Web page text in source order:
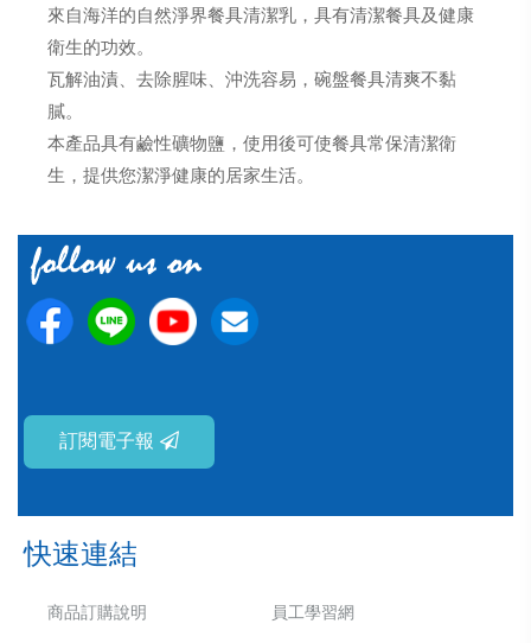
來自海洋的自然淨界餐具清潔乳，具有清潔餐具及健康
衛生的功效。
瓦解油漬、去除腥味、沖洗容易，碗盤餐具清爽不黏
膩。
本產品具有鹼性礦物鹽，使用後可使餐具常保清潔衛
生，提供您潔淨健康的居家生活。
訂閱電子報
快速連結
商品訂購說明
員工學習網